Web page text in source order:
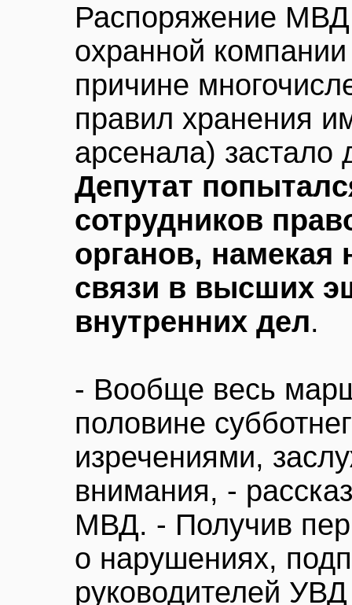
Распоряжение МВД
охранной
причине
правил хранения
арсенала) застало
Депутат
сотрудников
органов, намекая
связи в высших
внутренних дел.
- Вообще весь
половине
изречениями,
внимания, -
МВД. - Получив
о нарушениях,
руководителей